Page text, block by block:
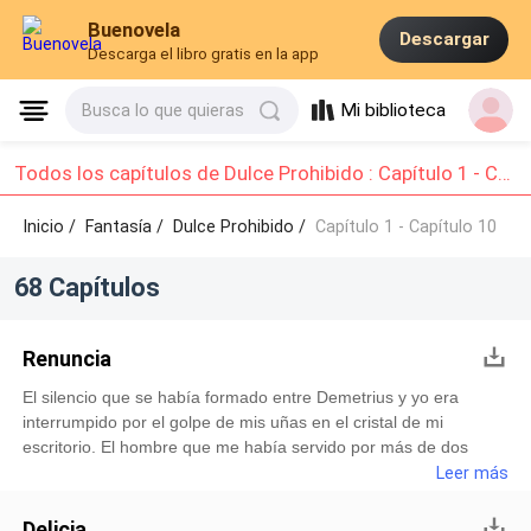
Buenovela
Descarga el libro gratis en la app
Descargar
Busca lo que quieras Mi biblioteca
Todos los capítulos de Dulce Prohibido : Capítulo 1 - Capítulo 10
Inicio / Fantasía/Dulce Prohibido / Capítulo 1 - Capítulo 10
68 Capítulos
Renuncia
El silencio que se había formado entre Demetrius y yo era
interrumpido por el golpe de mis uñas en el cristal de mi
escritorio. El hombre que me había servido por más de dos
siglos mantenía la cabeza gacha, la mirada fija en sus zapatos
entrelazadas hacia delante, quizás tratando de encontrar en su
Leer más